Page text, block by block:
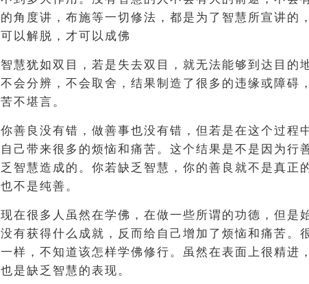
的角度讲，布施等一切修法，都是为了智慧所宣讲的
可以解脱，才可以成佛
智慧犹如双目，若是失去双目，就无法能够到达目的
不会分辨，不会取舍，结果制造了很多的违缘或障碍
苦不堪言。
你善良没有错，做善事也没有错，但若是在这个过程
自己带来很多的烦恼和痛苦。这个结果是不是因为行
乏智慧造成的。你若缺乏智慧，你的善良就不是真正
也不是纯善。
现在很多人虽然在学佛，在做一些所谓的功德，但是
没有获得什么成就，反而给自己增加了烦恼和痛苦。
一样，不知道该怎样学佛修行。虽然在表面上很精进
也是缺乏智慧的表现。